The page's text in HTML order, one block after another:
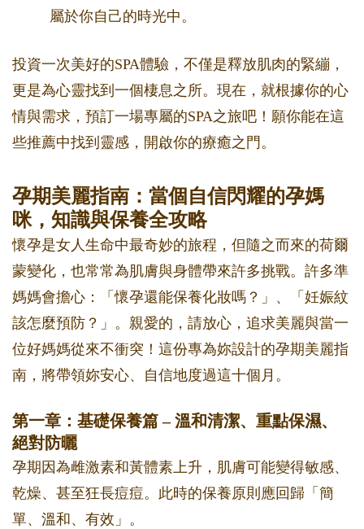
屬於你自己的時光中。
投資一次美好的SPA體驗，不僅是釋放肌肉的緊繃，
更是為心靈找到一個棲息之所。現在，就根據你的心
情與需求，預訂一場專屬的SPA之旅吧！願你能在這
些推薦中找到靈感，開啟你的療癒之門。
孕期美麗指南：當個自信閃耀的孕媽
咪，知識與保養全攻略
懷孕是女人生命中最奇妙的旅程，但隨之而來的荷爾
蒙變化，也常常為肌膚與身體帶來許多挑戰。許多準
媽媽會擔心：「懷孕還能保養化妝嗎？」、「妊娠紋
該怎麼預防？」。親愛的，請放心，追求美麗與當一
位好媽媽從來不衝突！這份專為妳設計的孕期美麗指
南，將帶領妳安心、自信地度過這十個月。
第一章：基礎保養篇 – 溫和清潔、重點保濕、
絕對防曬
孕期因為雌激素和黃體素上升，肌膚可能變得敏感、
乾燥、甚至狂長痘痘。此時的保養原則應回歸「簡
單、溫和、有效」。